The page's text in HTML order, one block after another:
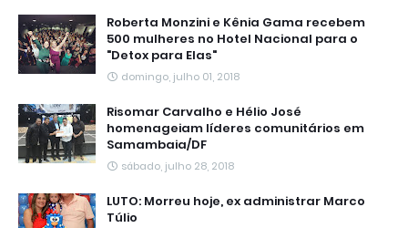
Roberta Monzini e Kênia Gama recebem
500 mulheres no Hotel Nacional para o
"Detox para Elas"
domingo, julho 01, 2018
Risomar Carvalho e Hélio José
homenageiam líderes comunitários em
Samambaia/DF
sábado, julho 28, 2018
LUTO: Morreu hoje, ex administrar Marco
Túlio